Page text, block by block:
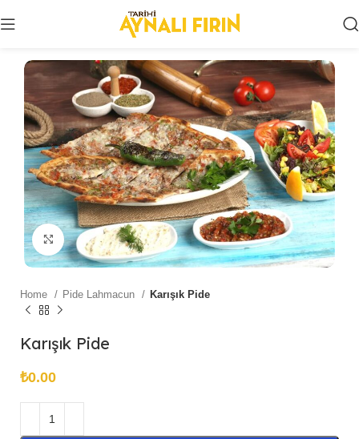
Click to enlarge
Home Pide Lahmacun Karışık Pide
Karışık Pide
₺